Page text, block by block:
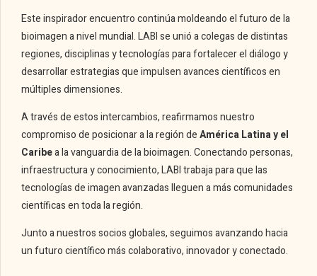
Este inspirador encuentro continúa moldeando el futuro de la
bioimagen a nivel mundial. LABI se unió a colegas de distintas
regiones, disciplinas y tecnologías para fortalecer el diálogo y
desarrollar estrategias que impulsen avances científicos en
múltiples dimensiones.
A través de estos intercambios, reafirmamos nuestro
compromiso de posicionar a la región deAmérica Latina y el
Caribea la vanguardia de la bioimagen. Conectando personas,
infraestructura y conocimiento, LABI trabaja para que las
tecnologías de imagen avanzadas lleguen a más comunidades
científicas en toda la región.
Junto a nuestros socios globales, seguimos avanzando hacia
un futuro científico más colaborativo, innovador y conectado.